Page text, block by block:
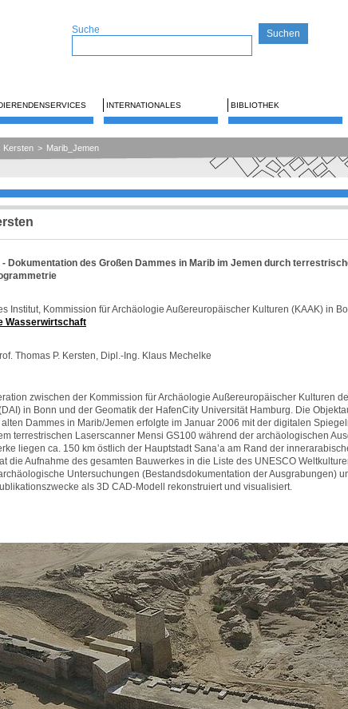
Suche
INTERNATIONALES BIBLIOTHEK
Kersten > Marib_Jemen
- Dokumentation des Großen Dammes in Marib im Jemen durch
Institut, Kommission für Archäologie Außereuropäischer Kulturen (KAAK) in
Wasserwirtschaft
Thomas P. Kersten, Dipl.-Ing. Klaus Mechelke
zwischen der Kommission für Archäologie Außereuropäischer Kulturen
in Bonn und der Geomatik der HafenCity Universität Hamburg. Die
Dammes in Marib/Jemen erfolgte im Januar 2006 mit der digitalen
terrestrischen Laserscanner Mensi GS100 während der archäologischen
liegen ca. 150 km östlich der Hauptstadt Sana’a am Rand der
die Aufnahme des gesamten Bauwerkes in die Liste des UNESCO
Untersuchungen (Bestandsdokumentation der Ausgrabungen)
als 3D CAD-Modell rekonstruiert und visualisiert.